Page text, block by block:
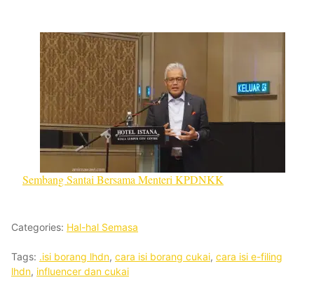
Sembang Santai Bersama Menteri KPDNKK
Categories: Hal-hal Semasa
Tags: .isi borang lhdn, cara isi borang cukai, cara isi e-filing
lhdn, influencer dan cukai